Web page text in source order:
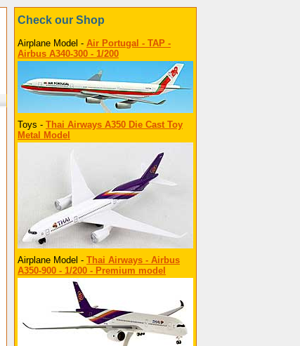
Check our Shop
Airplane Model - Air Portugal - TAP -
Airbus A340-300 - 1/200
Toys - Thai Airways A350 Die Cast Toy
Metal Model
Airplane Model - Thai Airways - Airbus
A350-900 - 1/200 - Premium model